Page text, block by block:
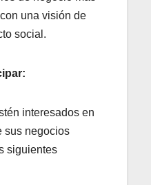
una visión de
social.
interesados en
sus negocios
siguientes